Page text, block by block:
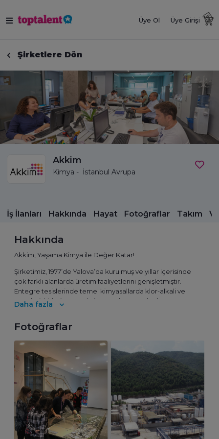
Üye Ol Üye Girişi
Şirketlere Dön
Akkim
Kimya - İstanbul Avrupa
İş İlanları Hakkında Hayat Fotoğraflar Takım
Hakkında
Akkim, Yaşama Kimya ile Değer Katar!
Şirketimiz, 1977’de Yalova’da kurulmuş ve yıllar içerisinde
çok farklı alanlarda üretim faaliyetlerini genişletmiştir.
Entegre tesislerinde temel kimyasallarda klor-alkali ve
türevleri, hidrojen peroksit ve sodyum perkarbonat,
rekabetçi bir konumdadır. Ayrıca performans
kimyasallarında tekstil ve elyaf yardımcı kimyasalları, kâğıt,
su arıtma, yapı kimyasalları, kişisel bakım kimyasalları ve
plastik katkılarını kapsayan çok geniş ürün yelpazesiyle bu
sektörlerde de özel bir konuma sahiptir. Akkim iştirakleriyle
birlikte 1000'den fazla personeli olan ve 5 farklı lokasyonda
üretim yapan; farklı sektörlere yönelik çeşitli ürünler sunan
yapısıyla yaşama kimya ile değer katar.
Temel kimyasallar ve performans kimyasallarında birçok
üründe pazar lideri olan şirket; temizlik, kimya, tekstil, kâğıt,
su arıtma, gıda, metal, zirai ilaç, enerji, yapı, maden, plastik
Daha fazla
Fotoğraflar